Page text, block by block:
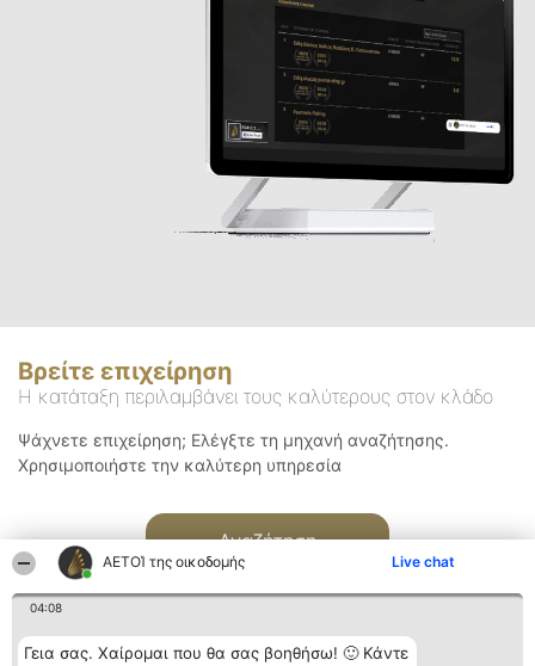
ΑΕΤΟΊ της οικοδομής Live chat
04:08
Γεια σας. Χαίρομαι που θα σας βοηθήσω! 🙂 Κάντε
Βρείτε επιχείρηση
Η κατάταξη περιλαμβάνει τους καλύτερους στον κλάδο
Ψάχνετε επιχείρηση; Ελέγξτε τη μηχανή αναζήτησης.
Χρησιμοποιήστε την καλύτερη υπηρεσία
Αναζήτηση